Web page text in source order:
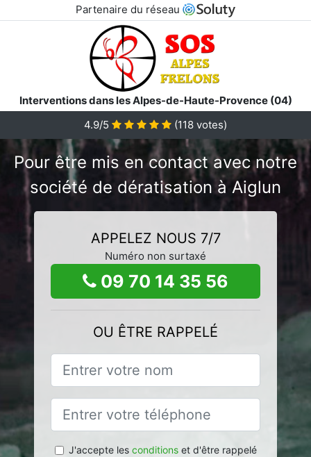
Partenaire du réseau
Interventions dans les Alpes-de-Haute-Provence (04)
4.9/5
(118 votes)
Pour être mis en contact avec notre
société de dératisation à Aiglun
APPELEZ NOUS 7/7
Numéro non surtaxé
09 70 14 35 56
OU ÊTRE RAPPELÉ
J'accepte les conditionset d'être rappelé